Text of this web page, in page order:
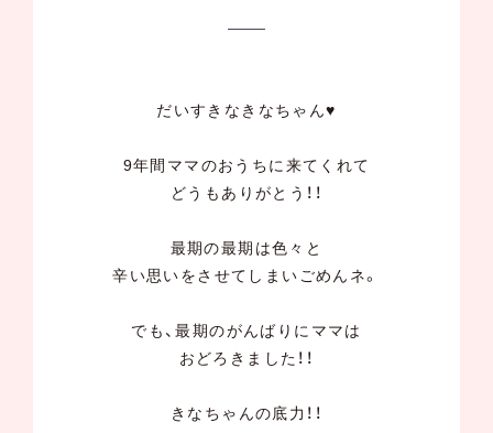
だいすきなきなちゃん♥
9年間ママのおうちに来てくれて
どうもありがとう！！
最期の最期は色々と
辛い思いをさせてしまいごめんネ。
でも、最期のがんばりにママは
おどろきました！！
きなちゃんの底力！！